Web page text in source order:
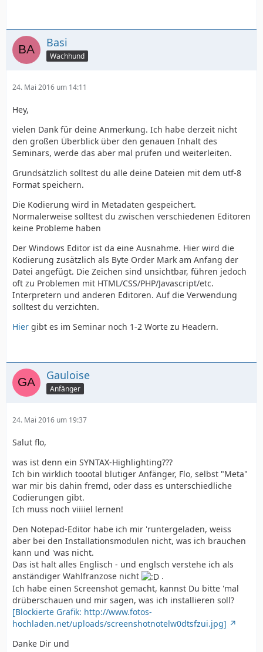
Basi
Wachhund
24. Mai 2016 um 14:11
Hey,
vielen Dank für deine Anmerkung. Ich habe derzeit nicht
den großen Überblick über den genauen Inhalt des
Seminars, werde das aber mal prüfen und weiterleiten.
Grundsätzlich solltest du alle deine Dateien mit dem utf-8
Format speichern.
Die Kodierung wird in Metadaten gespeichert.
Normalerweise solltest du zwischen verschiedenen Editoren
keine Probleme haben
Der Windows Editor ist da eine Ausnahme. Hier wird die
Kodierung zusätzlich als Byte Order Mark am Anfang der
Datei angefügt. Die Zeichen sind unsichtbar, führen jedoch
oft zu Problemen mit HTML/CSS/PHP/Javascript/etc.
Interpretern und anderen Editoren. Auf die Verwendung
solltest du verzichten.
Hier gibt es im Seminar noch 1-2 Worte zu Headern.
Gauloise
Anfänger
24. Mai 2016 um 19:37
Salut flo,
was ist denn ein SYNTAX-Highlighting???
Ich bin wirklich toootal blutiger Anfänger, Flo, selbst "Meta"
war mir bis dahin fremd, oder dass es unterschiedliche
Codierungen gibt.
Ich muss noch viiiiel lernen!
Den Notepad-Editor habe ich mir 'runtergeladen, weiss
aber bei den Installationsmodulen nicht, was ich brauchen
kann und 'was nicht.
Das ist halt alles Englisch - und englsch verstehe ich als
anständiger Wahlfranzose nicht
.
Ich habe einen Screenshot gemacht, kannst Du bitte 'mal
drüberschauen und mir sagen, was ich installieren soll?
[Blockierte Grafik: http://www.fotos-
hochladen.net/uploads/screenshotnotelw0dtsfzui.jpg]
Danke Dir und